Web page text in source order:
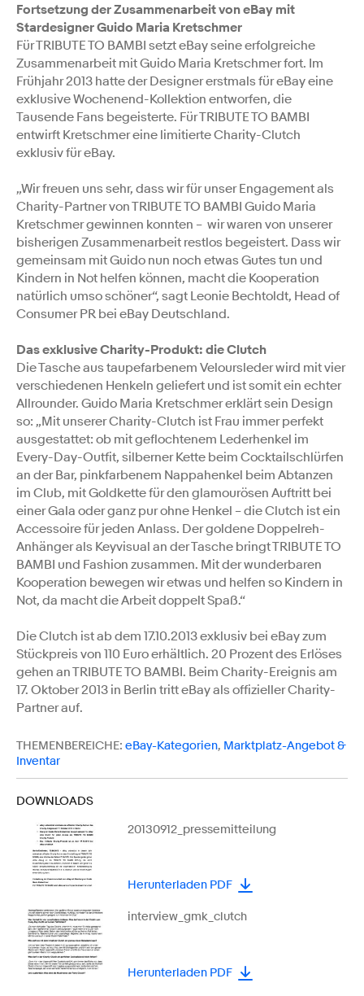
Fortsetzung der Zusammenarbeit von eBay mit
Stardesigner Guido Maria Kretschmer
Für TRIBUTE TO BAMBI setzt eBay seine erfolgreiche
Zusammenarbeit mit Guido Maria Kretschmer fort. Im
Frühjahr 2013 hatte der Designer erstmals für eBay eine
exklusive Wochenend-Kollektion entworfen, die
Tausende Fans begeisterte. Für TRIBUTE TO BAMBI
entwirft Kretschmer eine limitierte Charity-Clutch
exklusiv für eBay.
„Wir freuen uns sehr, dass wir für unser Engagement als
Charity-Partner von TRIBUTE TO BAMBI Guido Maria
Kretschmer gewinnen konnten – wir waren von unserer
bisherigen Zusammenarbeit restlos begeistert. Dass wir
gemeinsam mit Guido nun noch etwas Gutes tun und
Kindern in Not helfen können, macht die Kooperation
natürlich umso schöner“, sagt Leonie Bechtoldt, Head of
Consumer PR bei eBay Deutschland.
Das exklusive Charity-Produkt: die Clutch
Die Tasche aus taupefarbenem Veloursleder wird mit vier
verschiedenen Henkeln geliefert und ist somit ein echter
Allrounder. Guido Maria Kretschmer erklärt sein Design
so: „Mit unserer Charity-Clutch ist Frau immer perfekt
ausgestattet: ob mit geflochtenem Lederhenkel im
Every-Day-Outfit, silberner Kette beim Cocktailschlürfen
an der Bar, pinkfarbenem Nappahenkel beim Abtanzen
im Club, mit Goldkette für den glamourösen Auftritt bei
einer Gala oder ganz pur ohne Henkel – die Clutch ist ein
Accessoire für jeden Anlass. Der goldene Doppelreh-
Anhänger als Keyvisual an der Tasche bringt TRIBUTE TO
BAMBI und Fashion zusammen. Mit der wunderbaren
Kooperation bewegen wir etwas und helfen so Kindern in
Not, da macht die Arbeit doppelt Spaß.“
Die Clutch ist ab dem 17.10.2013 exklusiv bei eBay zum
Stückpreis von 110 Euro erhältlich. 20 Prozent des Erlöses
gehen an TRIBUTE TO BAMBI. Beim Charity-Ereignis am
17. Oktober 2013 in Berlin tritt eBay als offizieller Charity-
Partner auf.
THEMENBEREICHE: eBay-Kategorien, Marktplatz-Angebot &
Inventar
DOWNLOADS
20130912_pressemitteilung
Herunterladen PDF
interview_gmk_clutch
Herunterladen PDF